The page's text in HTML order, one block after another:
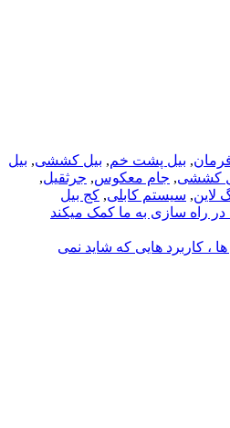
, بیل پشت خم, بیل کششی, بیل
کششی, جام معکوس, جرثقیل,
لاین, سیستم کابلی, کج بیل
راه سازی به ما کمک میکند
ها ، کاربرد هایی که شاید نمی